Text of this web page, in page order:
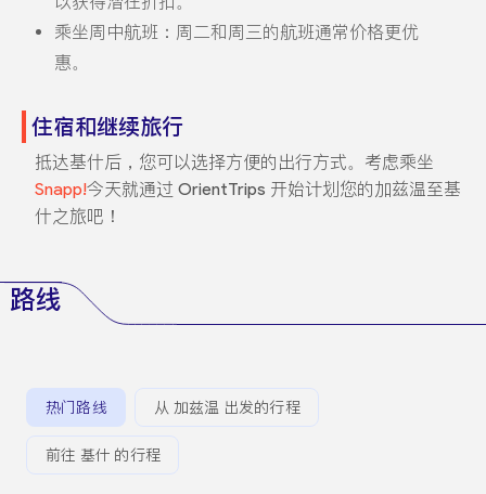
乘坐周中航班：周二和周三的航班通常价格更优
惠。
住宿和继续旅行
抵达基什后，您可以选择方便的出行方式。考虑乘坐
Snapp!今天就通过 OrientTrips 开始计划您的加兹温至基
什之旅吧！
路线
热门路线 从 加兹温 出发的行程
前往 基什 的行程